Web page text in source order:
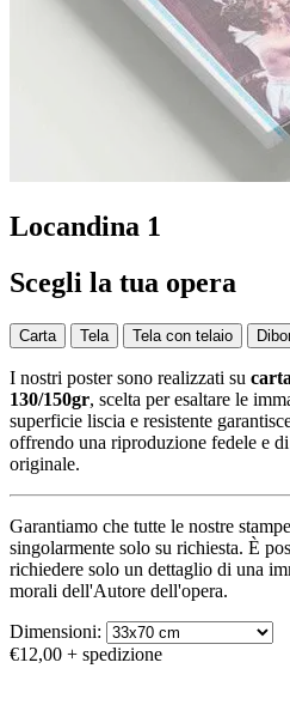
Locandina 1
Scegli la tua opera
Carta Tela Tela con telaio
I nostri poster sono realizzati su
130/150gr, scelta per esaltare le
superficie liscia e resistente
offrendo una riproduzione fedele e
originale.
Garantiamo che tutte le nostre
singolarmente solo su richiesta. È
richiedere solo un dettaglio di una
morali dell'Autore dell'opera.
Dimensioni:
€12,00 + spedizione